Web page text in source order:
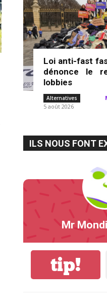
Loi anti-fast
dénonce le
lobbies
Alternatives
5 août 2026
ILS NOUS FONT
Mr
tip!